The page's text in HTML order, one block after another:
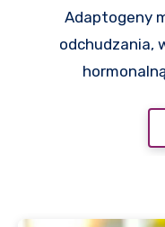
Adaptogeny
odchudzania,